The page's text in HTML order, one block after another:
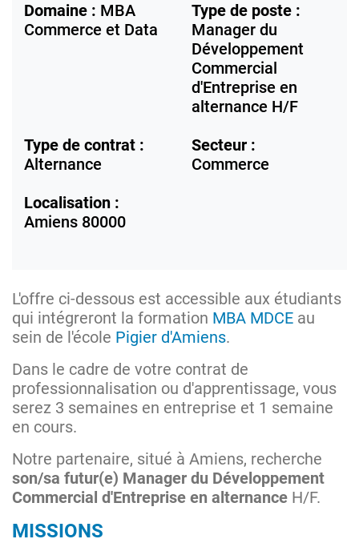
Domaine : MBA
Commerce et Data
Type de poste :
Manager du
Développement
Commercial
d'Entreprise en
alternance H/F
Type de contrat :
Alternance
Secteur :
Commerce
Localisation :
Amiens 80000
L'offre ci-dessous est accessible aux étudiants
qui intégreront la formation MBA MDCE au
sein de l'école Pigier d'Amiens.
Dans le cadre de votre contrat de
professionnalisation ou d'apprentissage, vous
serez 3 semaines en entreprise et 1 semaine
en cours.
Notre partenaire, situé à Amiens, recherche
son/sa futur(e) Manager du Développement
Commercial d'Entreprise en alternance H/F.
MISSIONS